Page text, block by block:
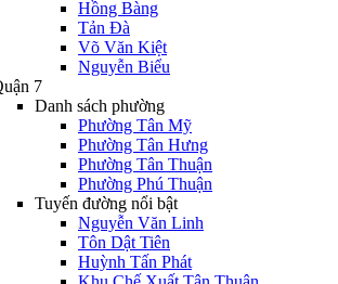
Hồng Bàng
Tản Đà
Võ Văn Kiệt
Nguyễn Biểu
7
Danh sách phường
Phường Tân Mỹ
Phường Tân Hưng
Phường Tân Thuận
Phường Phú Thuận
Tuyến đường nổi bật
Nguyễn Văn Linh
Tôn Dật Tiên
Huỳnh Tấn Phát